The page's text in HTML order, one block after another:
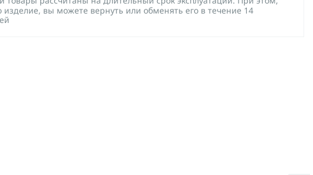
вы можете вернуть или обменять его в течение 14